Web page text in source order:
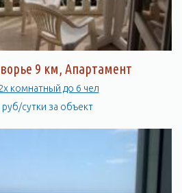
9 км, Апартамент
комнатный до 6 чел
сутки за объект